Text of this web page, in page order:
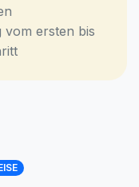
ersten bis